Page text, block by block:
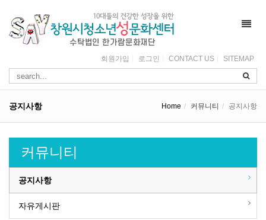
회원가입 로그인 CONTACT US SITEMAP
공지사항 Home 커뮤니티 공지사항
커뮤니티
공지사항
자유게시판